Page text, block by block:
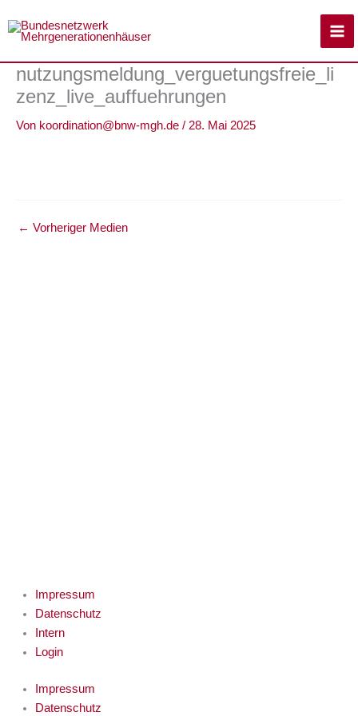
Inhalt
nutzungsmeldung_verguetungsfreie_li
zenz_live_auffuehrungen
Von koordination@bnw-mgh.de / 28. Mai 2025
← Vorheriger Medien
Impressum
Datenschutz
Intern
Login
Impressum
Datenschutz